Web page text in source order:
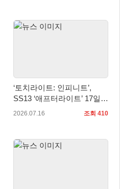
‘토치라이트: 인피니트’,
SS13 ‘애프터라이트’ 17일
업데이트
2026.07.16 조회 410